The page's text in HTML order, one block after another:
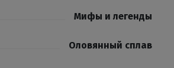
Мифы и легенды
Оловянный сплав